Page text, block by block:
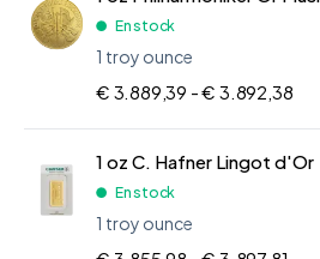
En stock
1 troy ounce
€ 3.889,39 -€ 3.892,38
1 oz C. Hafner Lingot d'Or
En stock
1 troy ounce